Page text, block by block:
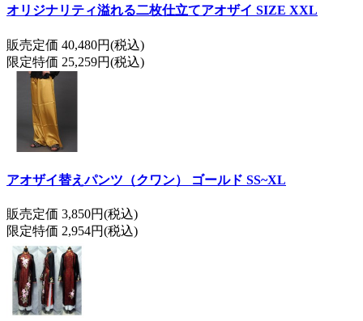
オリジナリティ溢れる二枚仕立てアオザイ SIZE XXL
販売定価 40,480円(税込)
限定特価 25,259円(税込)
アオザイ替えパンツ（クワン） ゴールド SS~XL
販売定価 3,850円(税込)
限定特価 2,954円(税込)